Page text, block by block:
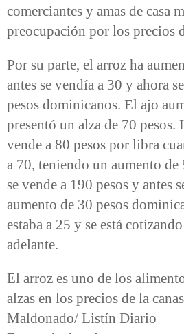
comerciantes y amas de casa
preocupación por los precios
Por su parte, el arroz ha
antes se vendía a 30 y ahora
pesos dominicanos. El ajo
presentó un alza de 70 pesos.
vende a 80 pesos por libra
a 70, teniendo un aumento de
se vende a 190 pesos y antes
aumento de 30 pesos
estaba a 25 y se está
adelante.
El arroz es uno de los
alzas en los precios de la
Maldonado/ Listín Diario